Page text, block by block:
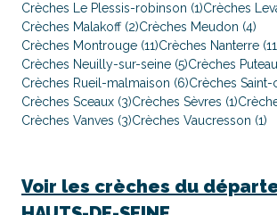
Crèches Le Plessis-robinson (1)Crèches
Crèches Malakoff (2)Crèches Meudon (4)
Crèches Montrouge (11)Crèches Nanterre
Crèches Neuilly-sur-seine (5)Crèches
Crèches Rueil-malmaison (6)Crèches Saint-
Crèches Sceaux (3)Crèches Sèvres (1)
Crèches Vanves (3)Crèches Vaucresson (1)
Voir les crèches du